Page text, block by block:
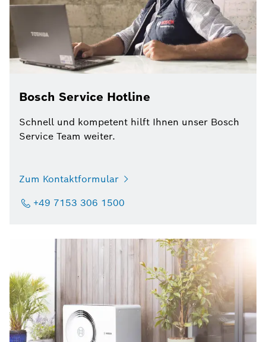
Bosch Service Hotline
Schnell und kompetent hilft Ihnen unser Bosch
Service Team weiter.
Zum Kontaktformular
+49 7153 306 1500